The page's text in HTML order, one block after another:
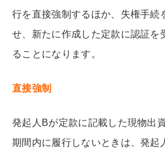
行を直接強制するほか、失権手続
せ、新たに作成した定款に認証を
ることになります。
直接強制
発起人Bが定款に記載した現物出
期間内に履行しないときは、発起